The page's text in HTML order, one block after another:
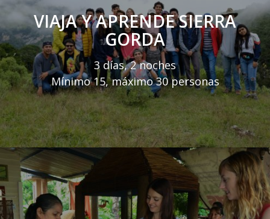
VIAJA Y APRENDE SIERRA
GORDA
3 días, 2 noches
Mínimo 15, máximo 30 personas